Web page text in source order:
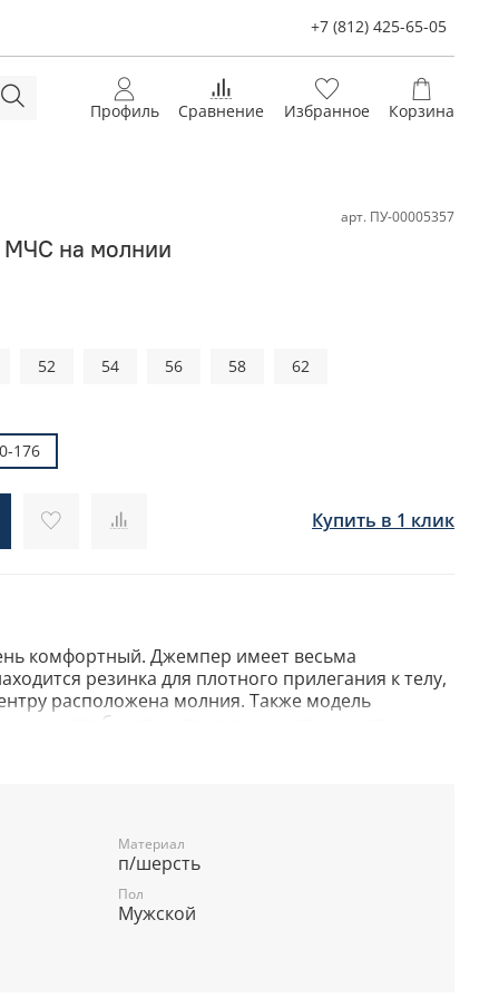
+7 (812) 425-65-05
Профиль Сравнение Избранное Корзина
арт. ПУ-00005357
на молнии
52 54 56 58 62
176
Купить в 1 клик
комфортный. Джемпер имеет весьма
резинка для плотного прилегания к телу,
расположена молния. Также модель
два боковых прорезных для рук и два
Материал
п/шерсть
Пол
Мужской